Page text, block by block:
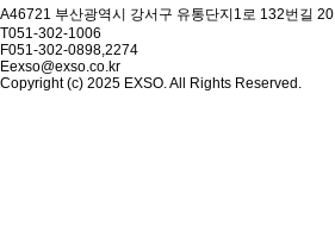
A46721 부산광역시 강서구 유통단지1로 132번길 20
T051-302-1006
F051-302-0898,2274
Eexso@exso.co.kr
Copyright (c) 2025 EXSO. All Rights Reserved.